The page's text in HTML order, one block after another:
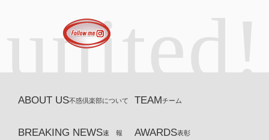
united!
ABOUT US不惑倶楽部について
BREAKING NEWS速 報
TEAMチーム
AWARDS表彰